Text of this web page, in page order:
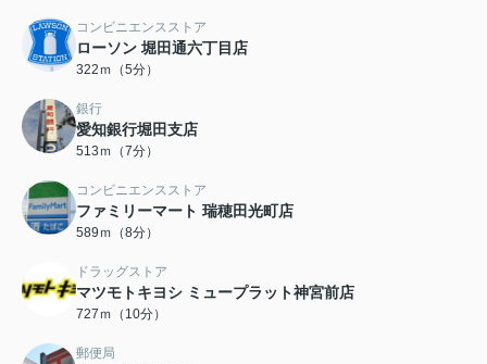
コンビニエンスストア
ローソン 堀田通六丁目店
322ｍ（5分）
銀行
愛知銀行堀田支店
513ｍ（7分）
コンビニエンスストア
ファミリーマート 瑞穂田光町店
589ｍ（8分）
ドラッグストア
マツモトキヨシ ミュープラット神宮前店
727ｍ（10分）
郵便局